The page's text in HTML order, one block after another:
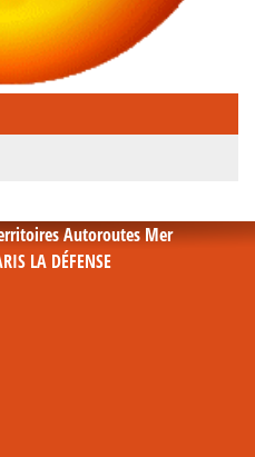
Autoroutes Mer
LA DÉFENSE